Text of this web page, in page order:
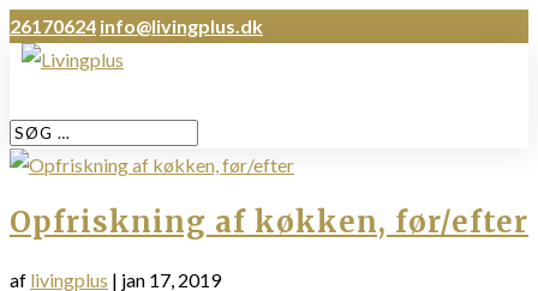
26170624 info@livingplus.dk
Opfriskning af køkken, før/efter
af livingplus | jan 17, 2019